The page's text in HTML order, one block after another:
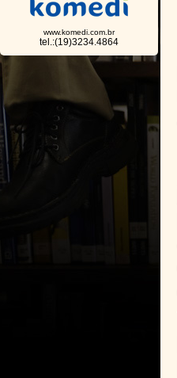
www.komedi.com.br
tel.:(19)3234.4864